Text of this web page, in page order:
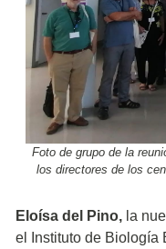
Foto de grupo de la
los directores de los
Eloísa del Pino, la
el Instituto de Biología